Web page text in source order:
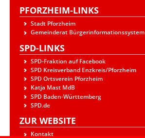
PFORZHEIM-LINKS
Stadt Pforzheim
Gemeinderat Bürgerinformationssystem
SPD-LINKS
SPD-Fraktion auf Facebook
SPD Kreisverband Enzkreis/Pforzheim
SPD Ortsverein Pforzheim
Katja Mast MdB
SPD Baden-Württemberg
SPD.de
ZUR WEBSITE
Kontakt